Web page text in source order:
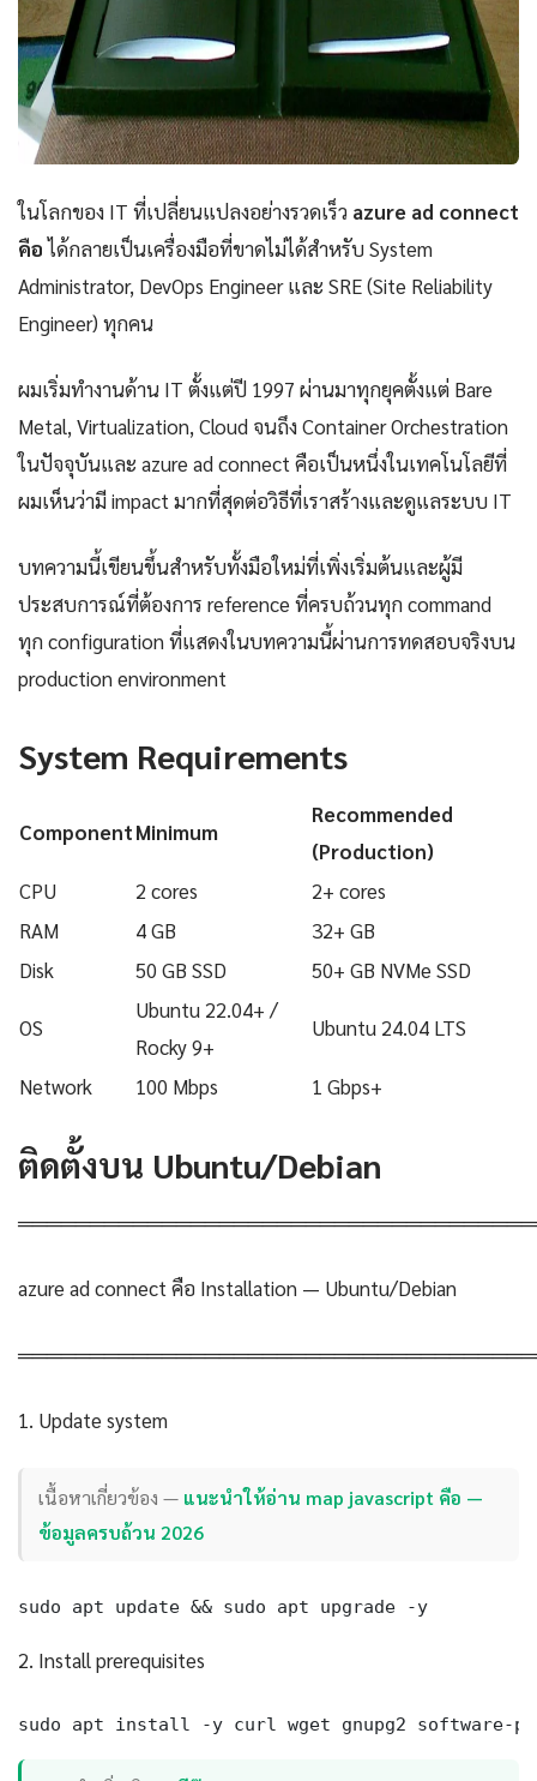
ในโลกของ IT ที่เปลี่ยนแปลงอย่างรวดเร็ว azure ad connect
คือได้กลายเป็นเครื่องมือที่ขาดไม่ได้สำหรับ System
Administrator, DevOps Engineer และ SRE (Site Reliability
Engineer) ทุกคน
ผมเริ่มทำงานด้าน IT ตั้งแต่ปี 1997 ผ่านมาทุกยุคตั้งแต่ Bare
Metal, Virtualization, Cloud จนถึง Container Orchestration
ในปัจจุบันและ azure ad connect คือเป็นหนึ่งในเทคโนโลยีที่
ผมเห็นว่ามี impact มากที่สุดต่อวิธีที่เราสร้างและดูแลระบบ IT
บทความนี้เขียนขึ้นสำหรับทั้งมือใหม่ที่เพิ่งเริ่มต้นและผู้มี
ประสบการณ์ที่ต้องการ reference ที่ครบถ้วนทุก command
ทุก configuration ที่แสดงในบทความนี้ผ่านการทดสอบจริงบน
production environment
System Requirements
ComponentMinimum
Recommended
(Production)
CPU
2 cores
2+ cores
RAM
4 GB
32+ GB
Disk
50 GB SSD 50+ GB NVMe SSD
OS
Ubuntu 22.04+ /
Rocky 9+
Ubuntu 24.04 LTS
Network 100 Mbps 1 Gbps+
ติดตั้งบน Ubuntu/Debian
azure ad connect คือ Installation — Ubuntu/Debian
1. Update system
เนื้อหาเกี่ยวข้อง — แนะนำให้อ่าน map javascript คือ —
ข้อมูลครบถ้วน 2026
sudo apt update && sudo apt upgrade -y
2. Install prerequisites
sudo apt install -y curl wget gnupg2 software-